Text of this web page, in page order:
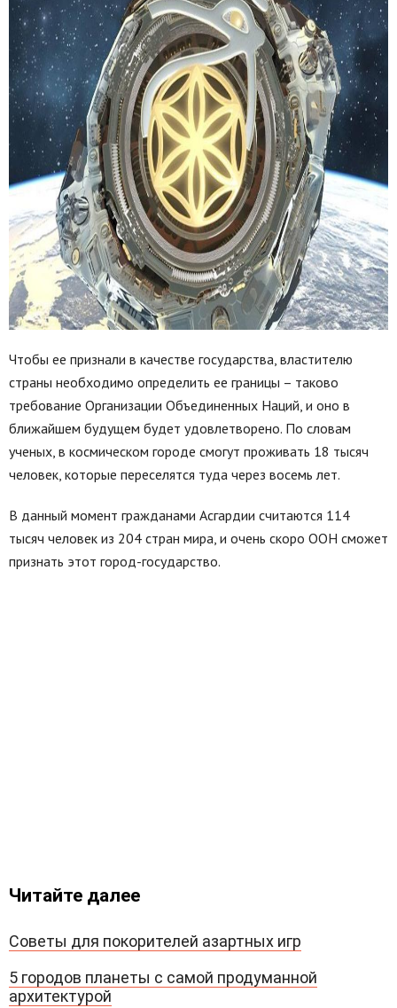
Чтобы ее признали в качестве государства, властителю
страны необходимо определить ее границы – таково
требование Организации Объединенных Наций, и оно в
ближайшем будущем будет удовлетворено. По словам
ученых, в космическом городе смогут проживать 18 тысяч
человек, которые переселятся туда через восемь лет.
В данный момент гражданами Асгардии считаются 114
тысяч человек из 204 стран мира, и очень скоро ООН сможет
признать этот город-государство.
Читайте далее
Советы для покорителей азартных игр
5 городов планеты с самой продуманной
архитектурой